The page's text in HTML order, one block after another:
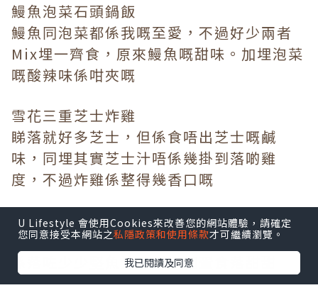
鰻魚泡菜石頭鍋飯
鰻魚同泡菜都係我嘅至愛，不過好少兩者
Mix埋一齊食，原來鰻魚嘅甜味。加埋泡菜
嘅酸辣味係咁夾嘅
雪花三重芝士炸雞
睇落就好多芝士，但係食唔出芝士嘅鹹
味，同埋其實芝士汁唔係幾掛到落啲雞
度，不過炸雞係整得幾香口嘅
紫菜肉鬆蛋捲
呢個蛋糕味道同玉子燒好似，我估佢應該
係落咗少少堅魚汁，所以個蛋食落甜甜
U Lifestyle 會使用Cookies來改善您的網站體驗，請確定
您同意接受本網站之私隱政策和使用條款才可繼續瀏覽。
我已閱讀及同意